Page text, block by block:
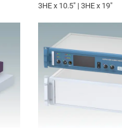
3HE x 10.5" | 3HE x 19"